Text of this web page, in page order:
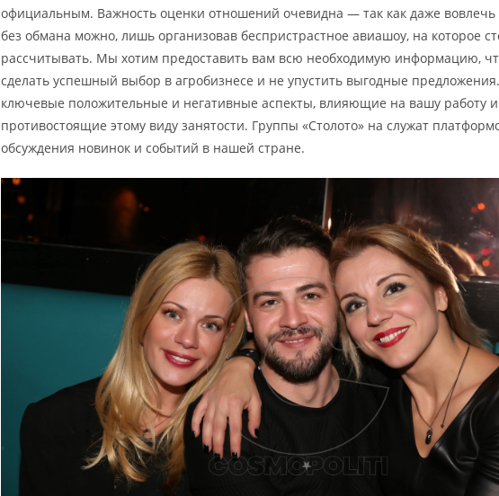
официальным. Важность оценки отношений очевидна — так как даже вовлечь
без обмана можно, лишь организовав беспристрастное авиашоу, на которое
рассчитывать. Мы хотим предоставить вам всю необходимую информацию,
сделать успешный выбор в агробизнесе и не упустить выгодные
ключевые положительные и негативные аспекты, влияющие на вашу работу и
противостоящие этому виду занятости. Группы «Столото» на служат
обсуждения новинок и событий в нашей стране.